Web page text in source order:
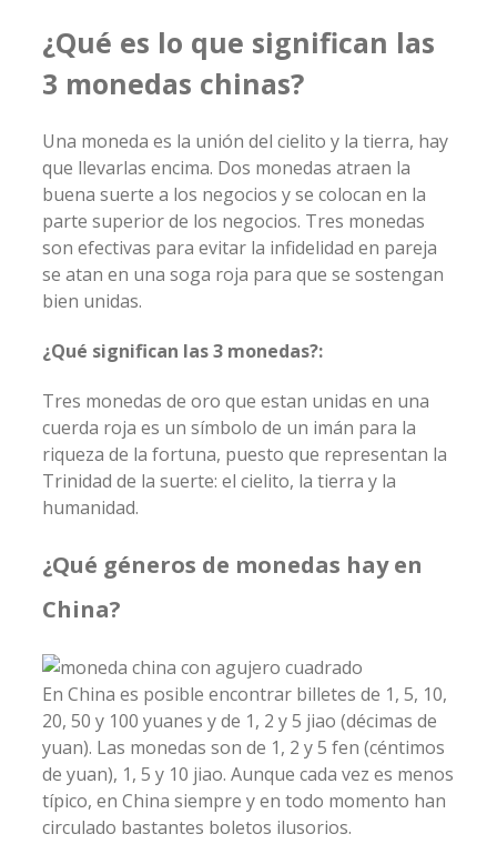
¿Qué es lo que significan las
3 monedas chinas?
Una moneda es la unión del cielito y la tierra, hay
que llevarlas encima. Dos monedas atraen la
buena suerte a los negocios y se colocan en la
parte superior de los negocios. Tres monedas
son efectivas para evitar la infidelidad en pareja
se atan en una soga roja para que se sostengan
bien unidas.
¿Qué significan las 3 monedas?:
Tres monedas de oro que estan unidas en una
cuerda roja es un símbolo de un imán para la
riqueza de la fortuna, puesto que representan la
Trinidad de la suerte: el cielito, la tierra y la
humanidad.
¿Qué géneros de monedas hay en
China?
En China es posible encontrar billetes de 1, 5, 10,
20, 50 y 100 yuanes y de 1, 2 y 5 jiao (décimas de
yuan). Las monedas son de 1, 2 y 5 fen (céntimos
de yuan), 1, 5 y 10 jiao. Aunque cada vez es menos
típico, en China siempre y en todo momento han
circulado bastantes boletos ilusorios.